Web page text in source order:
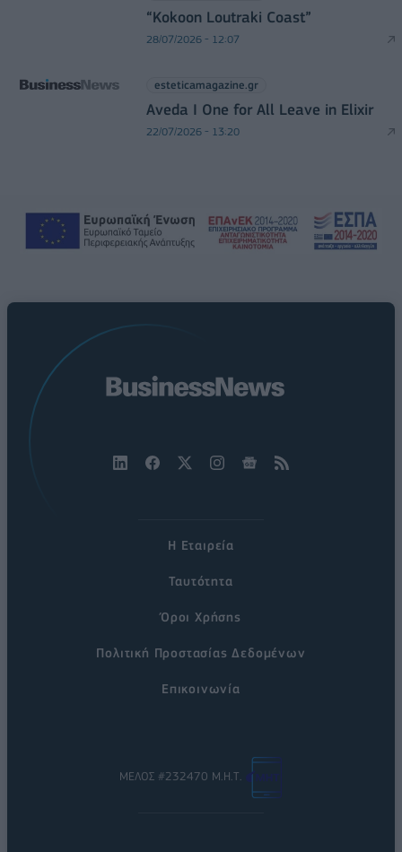
“Kokoon Loutraki Coast”
28/07/2026 - 12:07
esteticamagazine.gr
Aveda I One for All Leave in Elixir
22/07/2026 - 13:20
Η Εταιρεία
Ταυτότητα
Όροι Χρήσης
Πολιτική Προστασίας Δεδομένων
Επικοινωνία
ΜΕΛΟΣ #232470 Μ.Η.Τ.